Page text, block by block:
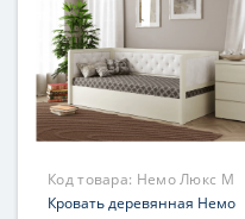
Код товара: Немо Люкс М
Кровать деревянная Немо